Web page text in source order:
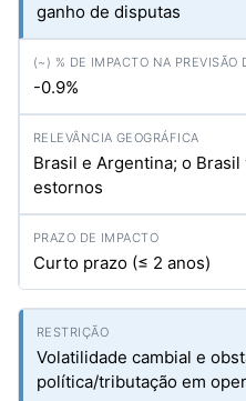
ganho de disputas
-0.9%
Brasil e Argentina; o
estornos
Curto prazo (≤ 2 anos)
Volatilidade cambial e
política/tributação em